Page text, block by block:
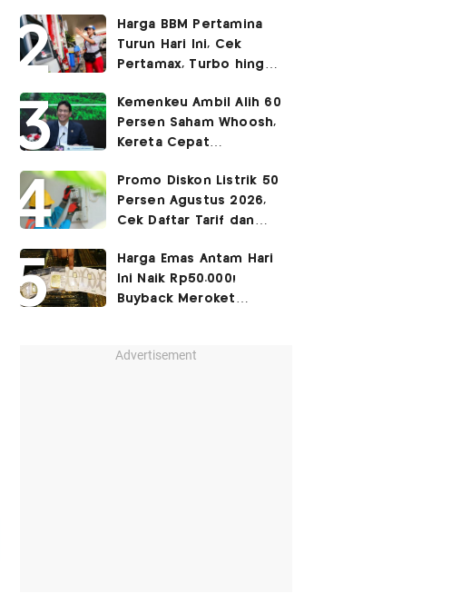
Agustus 2026
Harga BBM Pertamina
Turun Hari Ini, Cek
Pertamax, Turbo hingga
2026
Kemenkeu Ambil Alih 60
Persen Saham Whoosh,
Kereta Cepat
Surabaya
Promo Diskon Listrik 50
Persen Agustus 2026,
Cek Daftar Tarif dan
Harga Emas Antam Hari
Ini Naik Rp50.000!
Buyback Meroket
Advertisement